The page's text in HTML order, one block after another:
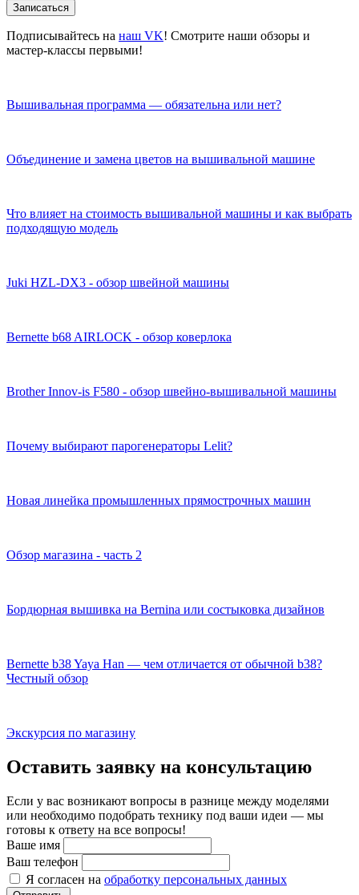
Записаться
Подписывайтесь на наш VK! Смотрите наши обзоры и
мастер-классы первыми!
Вышивальная программа — обязательна или нет?
Объединение и замена цветов на вышивальной машине
Что влияет на стоимость вышивальной машины и как выбрать
подходящую модель
Juki HZL-DX3 - обзор швейной машины
Bernette b68 AIRLOCK - обзор коверлока
Brother Innov-is F580 - обзор швейно-вышивальной машины
Почему выбирают парогенераторы Lelit?
Новая линейка промышленных прямострочных машин
Обзор магазина - часть 2
Бордюрная вышивка на Bernina или состыковка дизайнов
Bernette b38 Yaya Han — чем отличается от обычной b38?
Честный обзор
Экскурсия по магазину
Оставить заявку на консультацию
Если у вас возникают вопросы в разнице между моделями
или необходимо подобрать технику под ваши идеи — мы
готовы к ответу на все вопросы!
Ваше имя
Ваш телефон
Я согласен на обработку персональных данных